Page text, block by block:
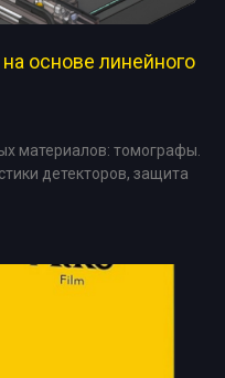
основе линейного
материалов: томографы.
детекторов, защита